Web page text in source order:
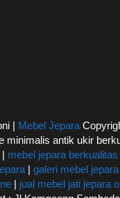
| Mebel Jepara
minimalis antik ukir
| mebel jepara berkualitas
| galeri mebel jepara
| jual mebel jati jepara